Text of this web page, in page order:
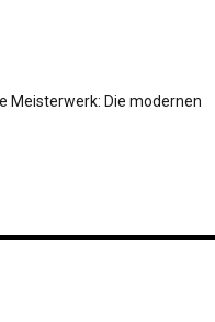
Meisterwerk: Die modernen